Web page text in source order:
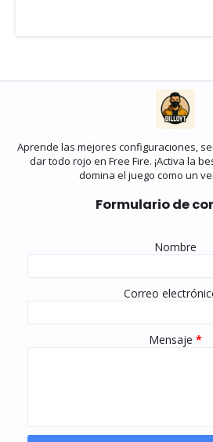
Aprende las mejores configuraciones,
dar todo rojo en Free Fire. ¡Activa la
domina el juego como un
Formulario de
Nombre
Correo
Mensaje *